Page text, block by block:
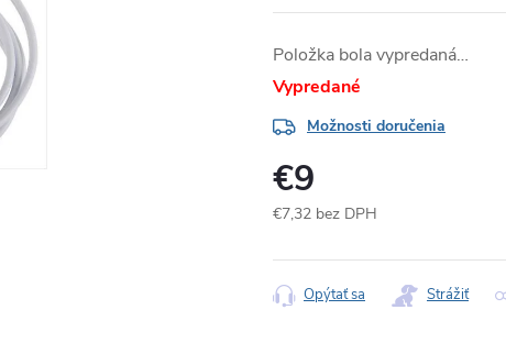
Položka bola vypredaná…
Vypredané
Možnosti doručenia
€9
€7,32 bez DPH
cena:
Opýtať sa Strážiť